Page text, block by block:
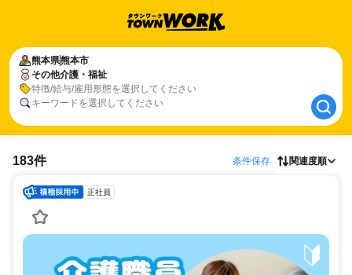
熊本県熊本市
その他介護・福祉
特徴/給与/雇用形態を選択してください
キーワードを選択してください
熊本県熊本市
その他介護・福祉
183件 条件保存 関連度順
正社員